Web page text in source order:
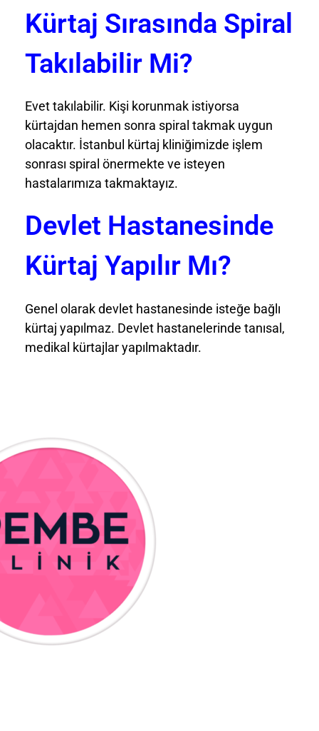
Kürtaj Sırasında Spiral
Takılabilir Mi?
Evet takılabilir. Kişi korunmak istiyorsa
kürtajdan hemen sonra spiral takmak uygun
olacaktır. İstanbul kürtaj kliniğimizde işlem
sonrası spiral önermekte ve isteyen
hastalarımıza takmaktayız.
Devlet Hastanesinde
Kürtaj Yapılır Mı?
Genel olarak devlet hastanesinde isteğe bağlı
kürtaj yapılmaz. Devlet hastanelerinde tanısal,
medikal kürtajlar yapılmaktadır.